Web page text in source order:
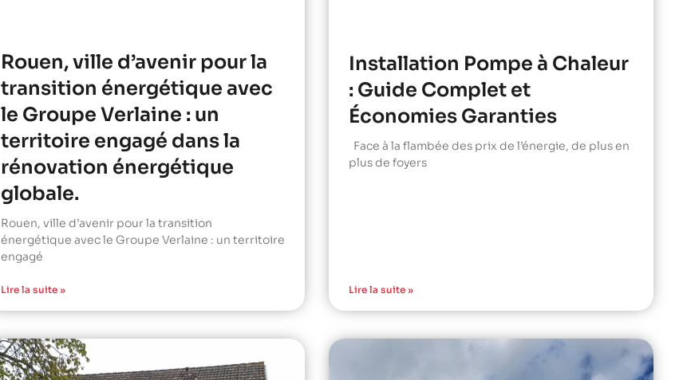
Rouen, ville d’avenir pour la
transition énergétique avec
le Groupe Verlaine : un
territoire engagé dans la
rénovation énergétique
globale.
Rouen, ville d’avenir pour la transition
énergétique avec le Groupe Verlaine : un territoire
engagé
Lire la suite »
Installation Pompe à Chaleur
: Guide Complet et
Économies Garanties
Face à la flambée des prix de l’énergie, de plus en
plus de foyers
Lire la suite »